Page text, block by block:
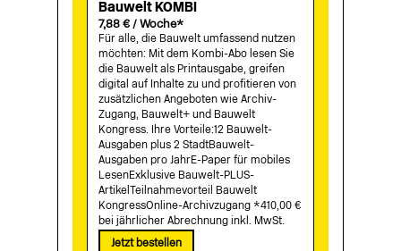
Bauwelt KOMBI
7,88 € / Woche*
Für alle, die Bauwelt umfassend nutzen
möchten: Mit dem Kombi-Abo lesen Sie
die Bauwelt als Printausgabe, greifen
digital auf Inhalte zu und profitieren von
zusätzlichen Angeboten wie Archiv-
Zugang, Bauwelt+ und Bauwelt
Kongress. Ihre Vorteile:12 Bauwelt-
Ausgaben plus 2 StadtBauwelt-
Ausgaben pro JahrE-Paper für mobiles
LesenExklusive Bauwelt-PLUS-
ArtikelTeilnahmevorteil Bauwelt
KongressOnline-Archivzugang *410,00 €
bei jährlicher Abrechnung inkl. MwSt.
Jetzt bestellen